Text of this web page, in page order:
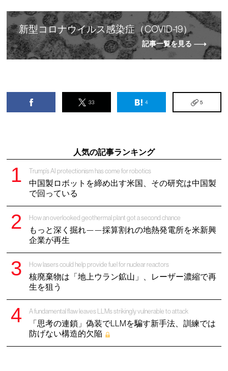
新型 コロナウイルス感染症（COVID-19）
記事一覧を見る
33 4 5
人気の記事ランキング
Trump’s AI protectionism has come for robotics
中国製ロボットを締め出す米国、その研究は中国製
で回っている
How an overlooked geothermal plant got a second chance
もっと深く掘れ——採算割れの地熱発電所を米新興
企業が再生
How lasers could help provide fuel for nuclear reactors
核廃棄物は「地上ウラン鉱山」、レーザー濃縮で再
生を狙う
A fundamental flaw leaves LLMs strikingly vulnerable to attack
「思考の連鎖」偽装でLLMを騙す新手法、訓練では
防げない構造的欠陥